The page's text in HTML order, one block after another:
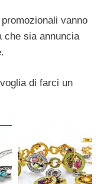
vanno
che sia annuncia
di farci un